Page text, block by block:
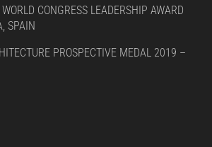
CONGRESS LEADERSHIP AWARD
SPAIN
PROSPECTIVE MEDAL 2019 –